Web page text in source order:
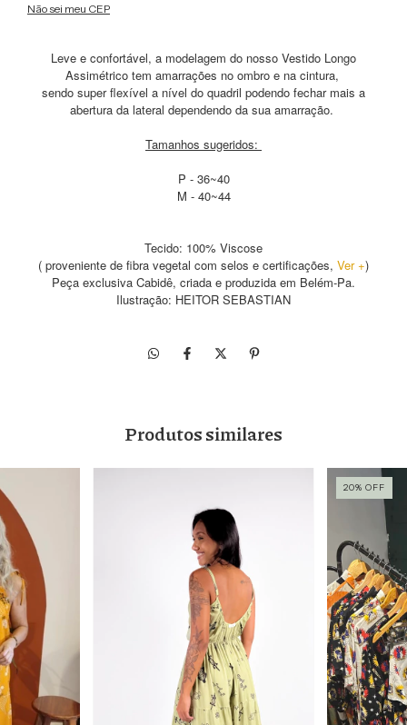
Não sei meu CEP
Leve e confortável, a modelagem do nosso Vestido Longo
Assimétrico tem amarrações no ombro e na cintura,
sendo super flexível a nível do quadril podendo fechar mais a
abertura da lateral dependendo da sua amarração.
Tamanhos sugeridos:
P - 36~40
M - 40~44
Tecido: 100% Viscose
( proveniente de fibra vegetal com selos e certificações, Ver +)
Peça exclusiva Cabidê, criada e produzida em Belém-Pa.
Ilustração: HEITOR SEBASTIAN
Produtos similares
20%OFF